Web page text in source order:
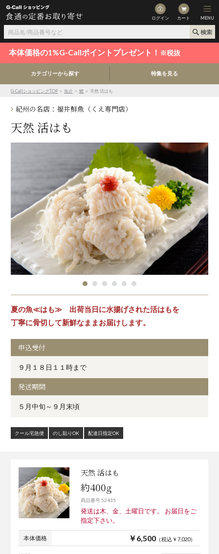
ログイン カート MENU
本体価格の1%G-Callポイントプレゼント！ ※税抜
カテゴリーから探す 特集を見る
G-CallショッピングTOP ＞魚介 ＞鱧 ＞ 天然 活はも
紀州の名店：福井鮮魚（くえ専門店）
天然 活はも
夏の魚≪はも≫ 出荷当日に水揚げされた活はもを
丁寧に骨切して新鮮なままお届けします。
申込受付
９月１８日１１時まで
発送期間
５月中旬～９月末頃
クール宅急便 のし貼りOK 配達日指定OK
天然 活はも
約400g
商品番号 52435
発送は木、金、土曜日です。 お届日をご
指定下さい。
本体価格 ￥6,500（税込￥7,020）